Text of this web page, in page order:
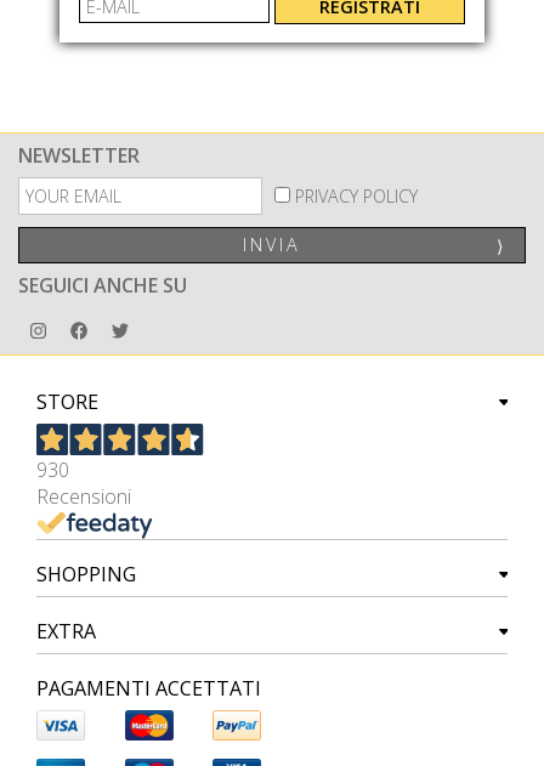
NEWSLETTER
PRIVACY POLICY
INVIA ⟩
SEGUICI ANCHE SU
STORE
930
Recensioni
SHOPPING
EXTRA
PAGAMENTI ACCETTATI
REGISTRATI